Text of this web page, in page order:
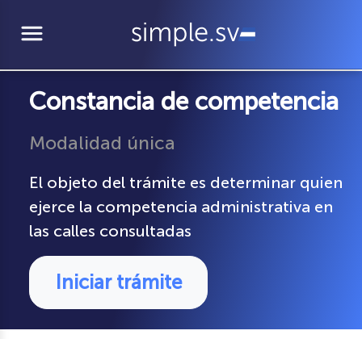
menu
Constancia de competencia
Modalidad única
El objeto del trámite es determinar quien
ejerce la competencia administrativa en
las calles consultadas
Iniciar trámite